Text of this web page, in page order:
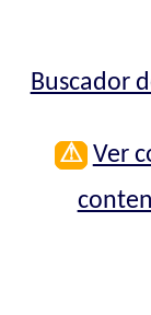
Buscador
⚠ Ver